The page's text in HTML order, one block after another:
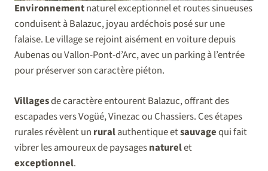
Environnementnaturel exceptionnel et routes sinueuses
conduisent à Balazuc, joyau ardéchois posé sur une
falaise. Le village se rejoint aisément en voiture depuis
Aubenas ou Vallon-Pont-d’Arc, avec un parking à l’entrée
pour préserver son caractère piéton.
Villagesde caractère entourent Balazuc, offrant des
escapades vers Vogüé, Vinezac ou Chassiers. Ces étapes
rurales révèlent un ruralauthentique etsauvagequi fait
vibrer les amoureux de paysagesnaturelet
exceptionnel.